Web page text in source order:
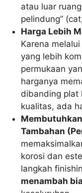
atau luar
pelindung”
Harga Lebih
Karena
yang lebih
permukaan
harganya
dibanding plat
kualitas, ada
Tambahan
korosi dan
langkah
menambah